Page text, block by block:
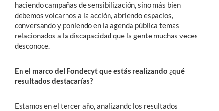
haciendo campañas de sensibilización, sino más bien
debemos volcarnos a la acción, abriendo espacios,
conversando y poniendo en la agenda pública temas
relacionados a la discapacidad que la gente muchas veces
desconoce.
En el marco del Fondecyt que estás realizando ¿qué
resultados destacarías?
Estamos en el tercer año, analizando los resultados